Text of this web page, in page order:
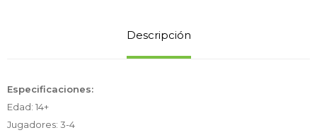
Descripción
Especificaciones:
Edad: 14+
Jugadores: 3-4